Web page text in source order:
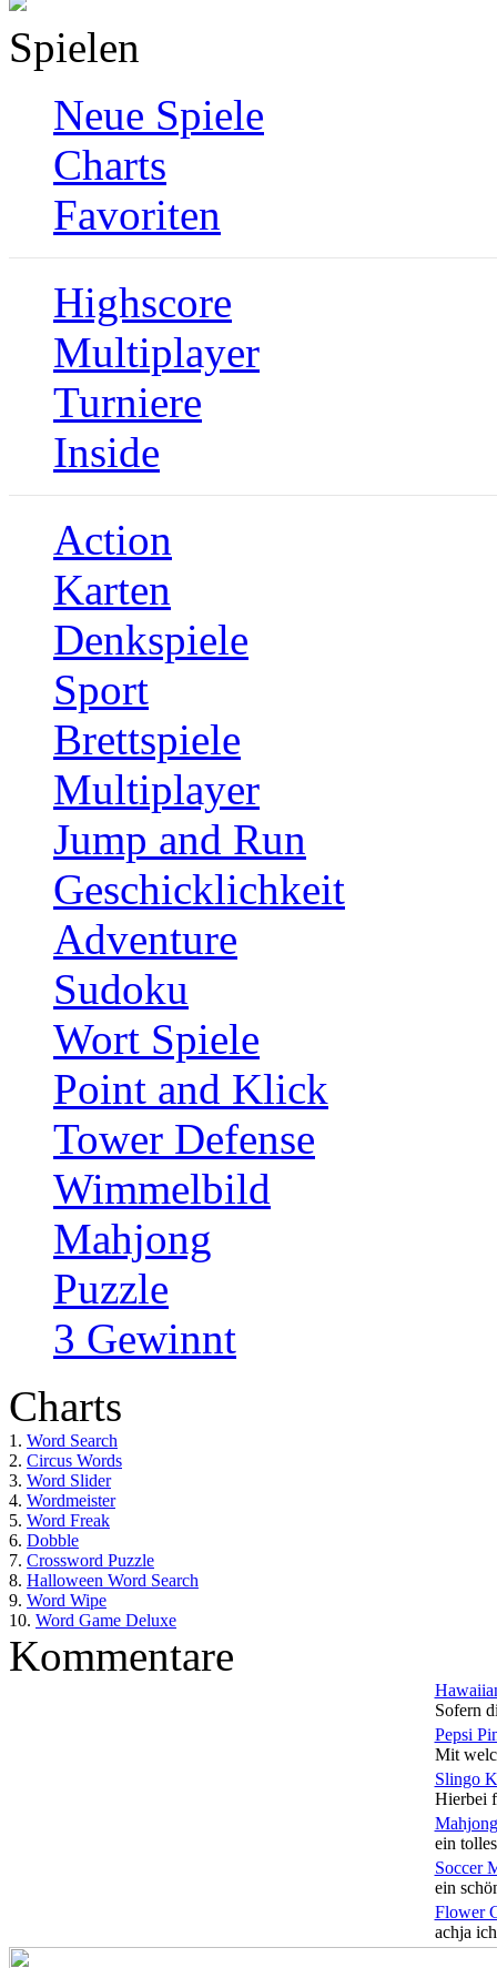
Spielen
Neue Spiele
Charts
Favoriten
Highscore
Multiplayer
Turniere
Inside
Action
Karten
Denkspiele
Sport
Brettspiele
Multiplayer
Jump and Run
Geschicklichkeit
Adventure
Sudoku
Wort Spiele
Point and Klick
Tower Defense
Wimmelbild
Mahjong
Puzzle
3 Gewinnt
Charts
1. Word Search
2. Circus Words
3. Word Slider
4. Wordmeister
5. Word Freak
6. Dobble
7. Crossword Puzzle
8. Halloween Word Search
9. Word Wipe
10. Word Game Deluxe
Kommentare
Sofern
Pepsi
Mit
Slingo
Hierbei
ein
Soccer
ein
Flower
achja